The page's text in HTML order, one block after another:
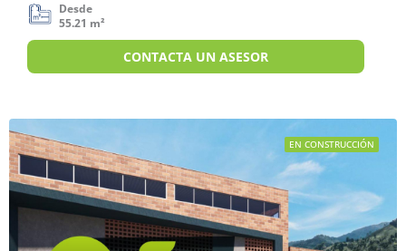
Desde
55.21 m²
CONTACTA UN ASESOR
EN CONSTRUCCIÓN